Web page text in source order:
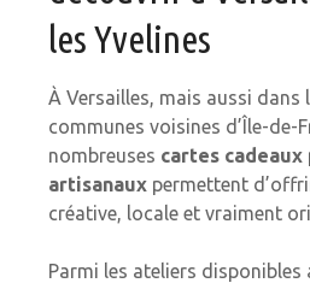
les Yvelines
À Versailles, mais aussi dans
communes voisines d’Île-de-
nombreuses cartes
artisanaux permettent
créative, locale et vraiment
Parmi les ateliers disponibles